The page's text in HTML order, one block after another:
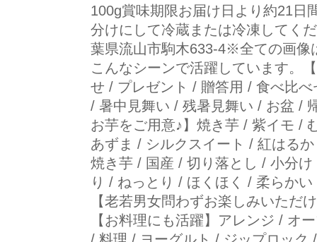
100g賞味期限お届け日より約21日
分けにして冷蔵または冷凍してく
葉県流山市駒木633-4※全ての画像
こんなシーンで活躍しています。
せ / プレゼント / 贈答用 / 食べ比
/ 暑中見舞い / 残暑見舞い / お盆 /
お芋をご用意♪】焼き芋 / 紫イモ /
あずま / シルクスイート / 紅はる
焼き芋 / 国産 / 切り落とし / 小分
り / ねっとり / ほくほく / 柔らか
【老若男女問わずお楽しみいただ
【お料理にも活躍】アレンジ / オ